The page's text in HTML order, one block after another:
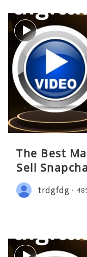
The Best
Sell
trdgfdg 48